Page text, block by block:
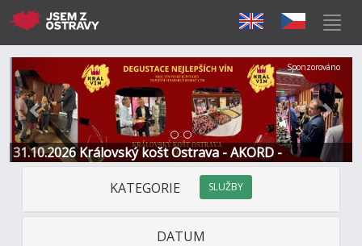
31.10.2026 Královský košt Ostrava - AKORD -
Restaurace a Hotel
Předchozí Další
Sponzorováno
KATEGORIE SLUŽBY
DATUM